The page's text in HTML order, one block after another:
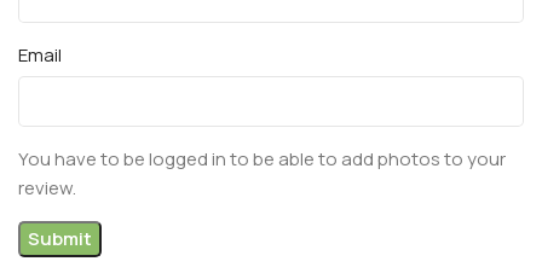
Email
You have to be logged in to be able to add photos to your
review.